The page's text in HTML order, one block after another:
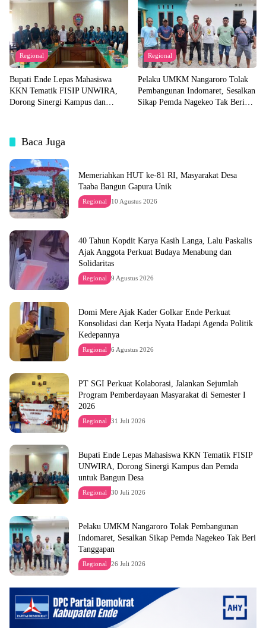
Regional
Bupati Ende Lepas Mahasiswa
KKN Tematik FISIP UNWIRA,
Dorong Sinergi Kampus dan
Regional
Pelaku UMKM Nangaroro Tolak
Pembangunan Indomaret, Sesalkan
Sikap Pemda Nagekeo Tak Beri
Baca Juga
Memeriahkan HUT ke-81 RI, Masyarakat Desa
Taaba Bangun Gapura Unik
Regional 10 Agustus 2026
40 Tahun Kopdit Karya Kasih Langa, Lalu Paskalis
Ajak Anggota Perkuat Budaya Menabung dan
Solidaritas
Regional 9 Agustus 2026
Domi Mere Ajak Kader Golkar Ende Perkuat
Konsolidasi dan Kerja Nyata Hadapi Agenda Politik
Kedepannya
Regional 6 Agustus 2026
PT SGI Perkuat Kolaborasi, Jalankan Sejumlah
Program Pemberdayaan Masyarakat di Semester I
2026
Regional 31 Juli 2026
Bupati Ende Lepas Mahasiswa KKN Tematik FISIP
UNWIRA, Dorong Sinergi Kampus dan Pemda
untuk Bangun Desa
Regional 30 Juli 2026
Pelaku UMKM Nangaroro Tolak Pembangunan
Indomaret, Sesalkan Sikap Pemda Nagekeo Tak Beri
Tanggapan
Regional 26 Juli 2026